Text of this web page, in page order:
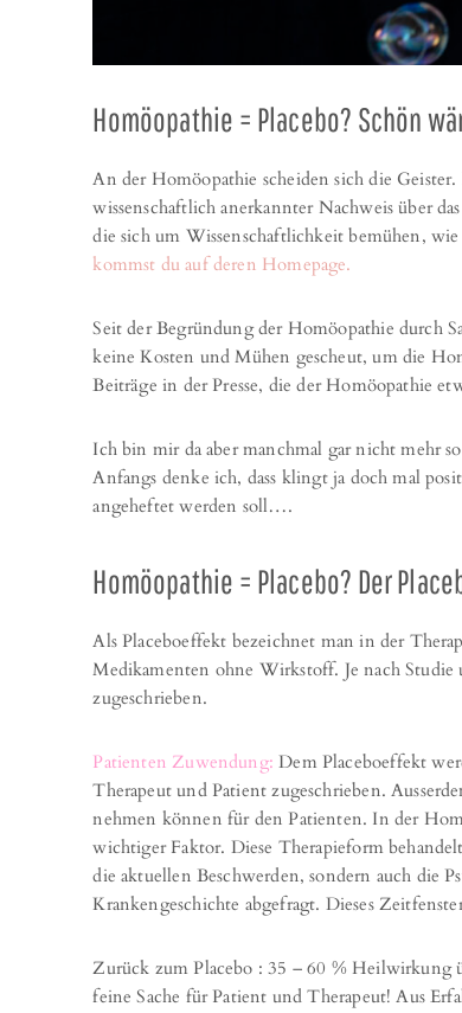
Homöopathie = Placebo? Schön
An der Homöopathie scheiden sich die
wissenschaftlich anerkannter Nachweis über
die sich um Wissenschaftlichkeit bemühen,
kommst du auf deren Homepage.
Seit der Begründung der Homöopathie durch
keine Kosten und Mühen gescheut, um die
Beiträge in der Presse, die der Homöopathie
Ich bin mir da aber manchmal gar nicht mehr
Anfangs denke ich, dass klingt ja doch mal
angeheftet werden soll….
Homöopathie = Placebo? Der
Als Placeboeffekt bezeichnet man in der
Medikamenten ohne Wirkstoff. Je nach
zugeschrieben.
Patienten Zuwendung:Dem Placeboeffekt
Therapeut und Patient zugeschrieben.
nehmen können für den Patienten. In der
wichtiger Faktor. Diese Therapieform
die aktuellen Beschwerden, sondern auch die
Krankengeschichte abgefragt. Dieses
Zurück zum Placebo : 35 – 60 % Heilwirkung
feine Sache für Patient und Therapeut! Aus